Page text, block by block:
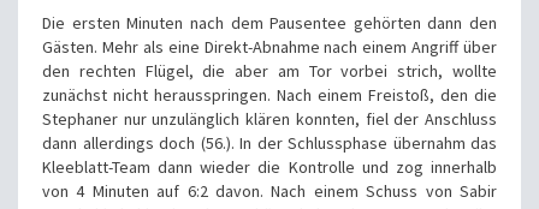
Die ersten Minuten nach dem Pausentee gehörten dann den
Gästen. Mehr als eine Direkt-Abnahme nach einem Angriff über
den rechten Flügel, die aber am Tor vorbei strich, wollte
zunächst nicht herausspringen. Nach einem Freistoß, den die
Stephaner nur unzulänglich klären konnten, fiel der Anschluss
dann allerdings doch (56.). In der Schlussphase übernahm das
Kleeblatt-Team dann wieder die Kontrolle und zog innerhalb
von 4 Minuten auf 6:2 davon. Nach einem Schuss von Sabir